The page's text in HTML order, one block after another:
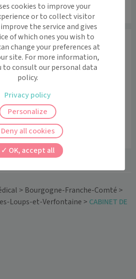
> Bourgogne-Franche-Comté >
Loups-et-Verfontaine > CABINET DE
cookies to improve your
or to collect visitor
the service and gives
of which ones you wish to
change your preferences at
site. For more information,
to consult our personal data
policy.
OK, accept all
Deny all cookies
Personalize
Privacy policy